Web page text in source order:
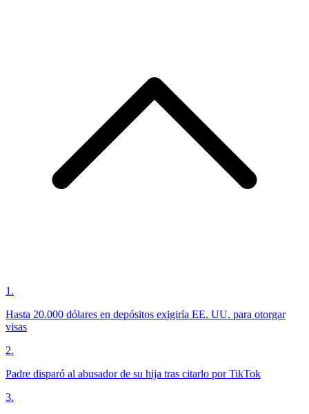
1 .
Hasta 20.000 dólares en depósitos exigiría EE. UU. para otorgar
visas
2.
Padre disparó al abusador de su hija tras citarlo por TikTok
3.